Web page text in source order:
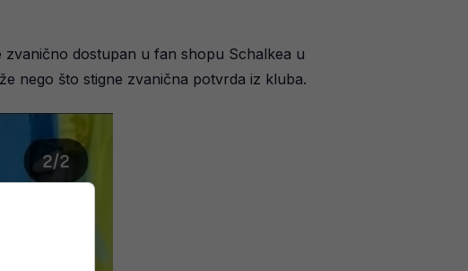
zvanično dostupan u fan shopu Schalkea u
nego što stigne zvanična potvrda iz kluba.